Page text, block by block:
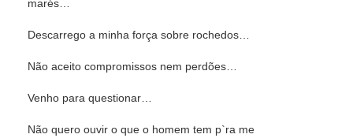
marés…
Descarrego a minha força sobre rochedos…
Não aceito compromissos nem perdões…
Venho para questionar…
Não quero ouvir o que o homem tem p`ra me